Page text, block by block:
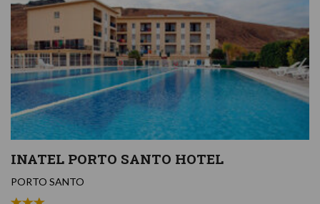
INATEL PORTO SANTO HOTEL
PORTO SANTO